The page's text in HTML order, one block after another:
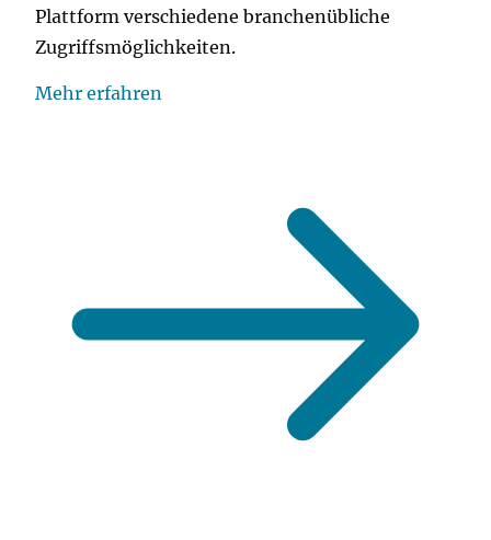
Plattform verschiedene branchenübliche
Zugriffsmöglichkeiten.
Mehr erfahren